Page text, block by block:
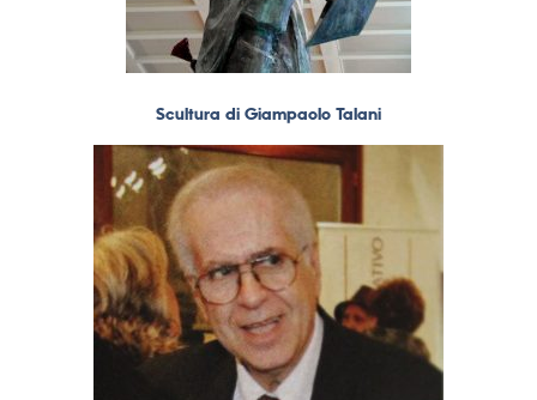
Scultura di Giampaolo Talani